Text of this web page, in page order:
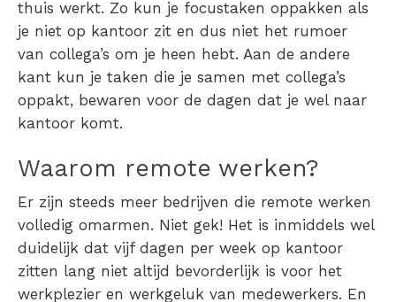
thuis werkt. Zo kun je focustaken oppakken als
je niet op kantoor zit en dus niet het rumoer
van collega’s om je heen hebt. Aan de andere
kant kun je taken die je samen met collega’s
oppakt, bewaren voor de dagen dat je wel naar
kantoor komt.
Waarom remote werken?
Er zijn steeds meer bedrijven die remote werken
volledig omarmen. Niet gek! Het is inmiddels wel
duidelijk dat vijf dagen per week op kantoor
zitten lang niet altijd bevorderlijk is voor het
werkplezier en werkgeluk van medewerkers. En